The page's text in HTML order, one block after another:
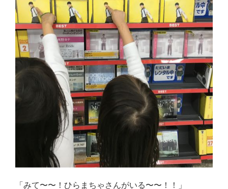
「みて〜〜！ひらまちゃさんがいる〜〜！！」